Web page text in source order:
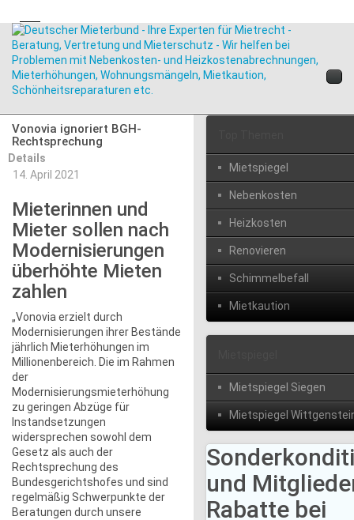
Vonovia ignoriert BGH-
Rechtsprechung
Details
14. April 2021
Mieterinnen und
Mieter sollen nach
Modernisierungen
überhöhte Mieten
zahlen
„Vonovia erzielt durch
Modernisierungen ihrer Bestände
jährlich Mieterhöhungen im
Millionenbereich. Die im Rahmen
der
Modernisierungsmieterhöhung
zu geringen Abzüge für
Instandsetzungen
widersprechen sowohl dem
Gesetz als auch der
Rechtsprechung des
Bundesgerichtshofes und sind
regelmäßig Schwerpunkte der
Beratungen durch unsere
Mietspiegel
Nebenkosten
Heizkosten
Renovieren
Schimmelbefall
Mietkaution
Mietspiegel Siegen
Mietspiegel
und
Rabatte bei